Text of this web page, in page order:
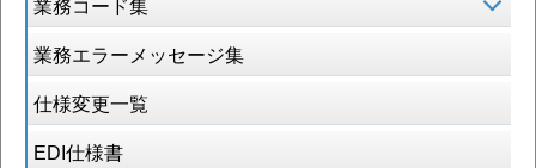
業務エラーメッセージ集
仕様変更一覧
EDI仕様書